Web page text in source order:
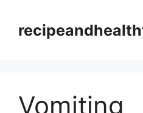
content
Vomiting